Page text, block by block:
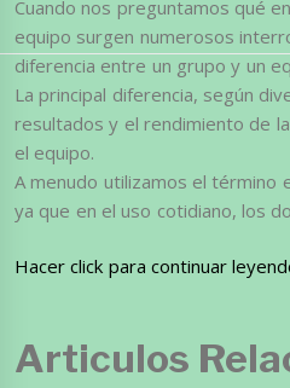
Cuando nos preguntamos qué
equipo surgen numerosos
diferencia entre un grupo y un
La principal diferencia, según
resultados y el rendimiento de
el equipo.
A menudo utilizamos el término
ya que en el uso cotidiano, los
Hacer click para continuar
Articulos